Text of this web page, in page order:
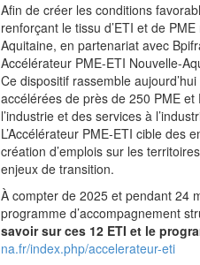
Afin de créer les conditions
renforçant le tissu d’ETI et de
Aquitaine, en partenariat avec
Accélérateur PME-ETI Nouvelle-
Ce dispositif rassemble
accélérées de près de 250 PME
l’industrie et des services à
L’Accélérateur PME-ETI cible des
création d’emplois sur les
enjeux de transition.
À compter de 2025 et pendant 24
programme d’accompagnement
savoir sur ces 12 ETI et le
na.fr/index.php/accelerateur-eti